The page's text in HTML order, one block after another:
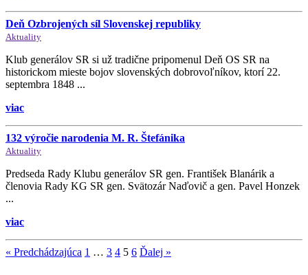
Deň Ozbrojených síl Slovenskej republiky
Aktuality
Klub generálov SR si už tradične pripomenul Deň OS SR na
historickom mieste bojov slovenských dobrovoľníkov, ktorí 22.
septembra 1848 ...
viac
132 výročie narodenia M. R. Štefánika
Aktuality
Predseda Rady Klubu generálov SR gen. František Blanárik a
členovia Rady KG SR gen. Svätozár Naďovič a gen. Pavel Honzek
...
viac
« Predchádzajúca 1 … 3 4 5 6 Ďalej »